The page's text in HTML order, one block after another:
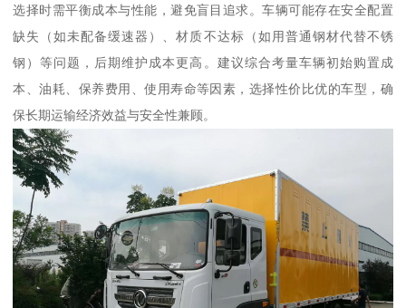
选择时需平衡成本与性能，避免盲目追求。车辆可能存在安全配置
缺失（如未配备缓速器）、材质不达标（如用普通钢材代替不锈
钢）等问题，后期维护成本更高。建议综合考量车辆初始购置成
本、油耗、保养费用、使用寿命等因素，选择性价比优的车型，确
保长期运输经济效益与安全性兼顾。​